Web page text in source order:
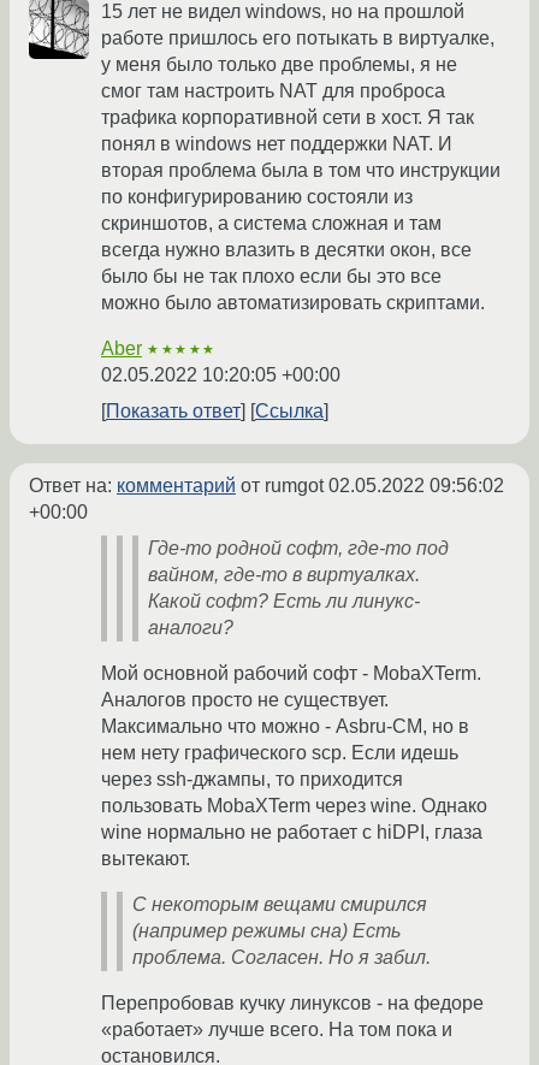
15 лет не видел windows, но на прошлой
работе пришлось его потыкать в виртуалке,
у меня было только две проблемы, я не
смог там настроить NAT для проброса
трафика корпоративной сети в хост. Я так
понял в windows нет поддержки NAT. И
вторая проблема была в том что инструкции
по конфигурированию состояли из
скриншотов, а система сложная и там
всегда нужно влазить в десятки окон, все
было бы не так плохо если бы это все
можно было автоматизировать скриптами.
Aber ★★★★★
02.05.2022 10:20:05 +00:00
Показать ответ
Ссылка
Ответ на: комментарий от rumgot02.05.2022 09:56:02
+00:00
Где-то родной софт, где-то под
вайном, где-то в виртуалках.
Какой софт? Есть ли линукс-
аналоги?
Мой основной рабочий софт - MobaXTerm.
Аналогов просто не существует.
Максимально что можно - Asbru-CM, но в
нем нету графического scp. Если идешь
через ssh-джампы, то приходится
пользовать MobaXTerm через wine. Однако
wine нормально не работает с hiDPI, глаза
вытекают.
С некоторым вещами смирился
(например режимы сна) Есть
проблема. Согласен. Но я забил.
Перепробовав кучку линуксов - на федоре
«работает» лучше всего. На том пока и
остановился.